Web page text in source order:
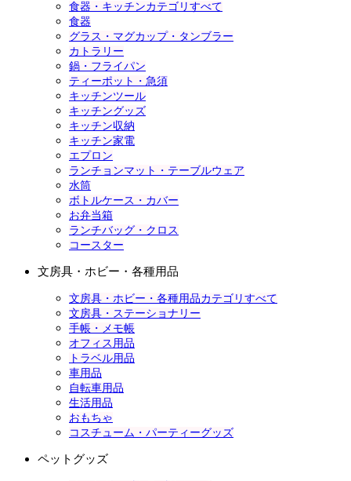
食器・キッチンカテゴリすべて
食器
グラス・マグカップ・タンブラー
カトラリー
鍋・フライパン
ティーポット・急須
キッチンツール
キッチングッズ
キッチン収納
キッチン家電
エプロン
ランチョンマット・テーブルウェア
水筒
ボトルケース・カバー
お弁当箱
ランチバッグ・クロス
コースター
文房具・ホビー・各種用品
文房具・ホビー・各種用品カテゴリすべて
文房具・ステーショナリー
手帳・メモ帳
オフィス用品
トラベル用品
車用品
自転車用品
生活用品
おもちゃ
コスチューム・パーティーグッズ
ペットグッズ